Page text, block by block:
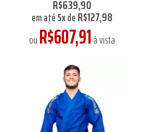
R$639,90
em até5xdeR$127,98
ouR$607,91à vista